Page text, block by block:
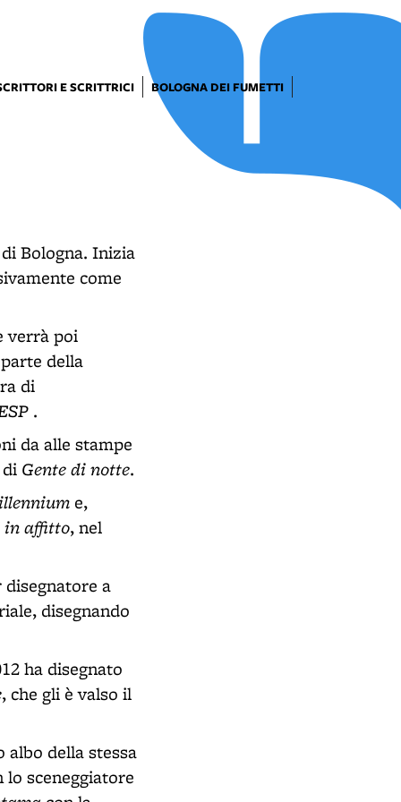
E SCRITTRICI
BOLOGNA DEI FUMETTI
Bologna. Inizia
come
verrà poi
della
di
.
da alle stampe
Gente di notte.
e,
in affitto, nel
a
disegnando
ha disegnato
, che gli è valso il
albo della stessa
sceneggiatore